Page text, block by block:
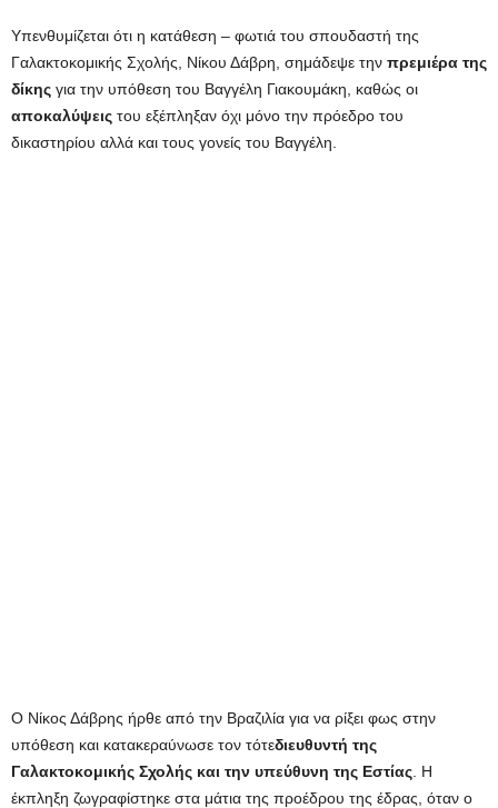
Υπενθυμίζεται ότι η κατάθεση – φωτιά του σπουδαστή της
Γαλακτοκομικής Σχολής, Νίκου Δάβρη, σημάδεψε την πρεμιέρα της
δίκης για την υπόθεση του Βαγγέλη Γιακουμάκη, καθώς οι
αποκαλύψεις του εξέπληξαν όχι μόνο την πρόεδρο του
δικαστηρίου αλλά και τους γονείς του Βαγγέλη.
Ο Νίκος Δάβρης ήρθε από την Βραζιλία για να ρίξει φως στην
υπόθεση και κατακεραύνωσε τον τότεδιευθυντή της
Γαλακτοκομικής Σχολής και την υπεύθυνη της Εστίας . Η
έκπληξη ζωγραφίστηκε στα μάτια της προέδρου της έδρας, όταν ο